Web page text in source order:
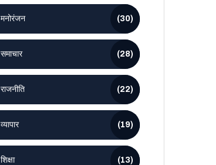
मनोरंजन (30)
समाचार (28)
राजनीति (22)
व्यापार (19)
शिक्षा (13)